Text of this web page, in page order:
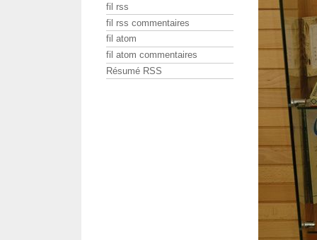
fil rss
fil rss commentaires
fil atom
fil atom commentaires
Résumé RSS